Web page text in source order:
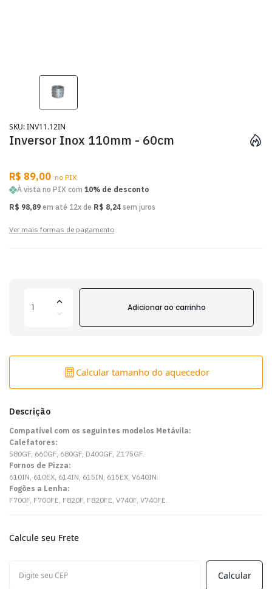
Inversor Inox 110mm - 60cm
SKU: INV11.12IN
R$ 89,00 no PIX
À vista no PIX com 10% de desconto
R$ 98,89 em até 12x de R$ 8,24 sem juros
Ver mais formas de pagamento
Descrição
Compatível com os seguintes modelos Metávila:
Calefatores:
580GF, 660GF, 680GF, D400GF, Z175GF.
Fornos de Pizza:
610IN, 610EX, 614IN, 615IN, 615EX, V640IN.
Fogões a Lenha:
F700F, F700FE, F820F, F820FE, V740F, V740FE.
Adicionar ao carrinho
Calcular tamanho do aquecedor
Calcule seu Frete